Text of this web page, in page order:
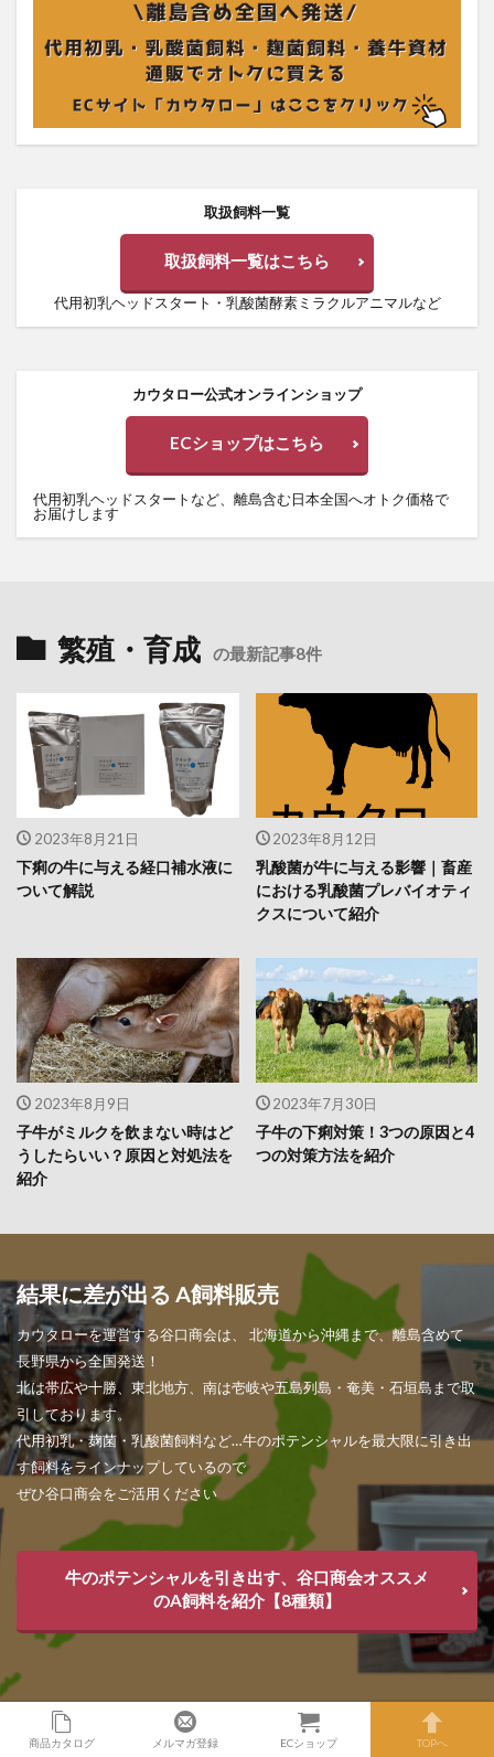
取扱飼料一覧
取扱飼料一覧はこちら
代用初乳ヘッドスタート・乳酸菌酵素ミラクルアニマルなど
カウタロー公式オンラインショップ
ECショップはこちら
代用初乳ヘッドスタートなど、離島含む日本全国へオトク価格で
お届けします
繁殖・育成 の最新記事8件
2023年8月21日
下痢の牛に与える経口補水液に
ついて解説
2023年8月12日
乳酸菌が牛に与える影響｜畜産
における乳酸菌プレバイオティ
クスについて紹介
2023年8月9日
子牛がミルクを飲まない時はど
うしたらいい？原因と対処法を
紹介
2023年7月30日
子牛の下痢対策！3つの原因と4
つの対策方法を紹介
結果に差が出る A飼料販売
カウタローを運営する谷口商会は、 北海道から沖縄まで、離島含めて
長野県から全国発送！
北は帯広や十勝、東北地方、南は壱岐や五島列島・奄美・石垣島まで取
引しております。
代用初乳・麹菌・乳酸菌飼料など…牛のポテンシャルを最大限に引き出
す飼料をラインナップしているので
ぜひ谷口商会をご活用ください
牛のポテンシャルを引き出す、谷口商会オススメ
のA飼料を紹介【8種類】
商品カタログ メルマガ登録 ECショップ TOPへ